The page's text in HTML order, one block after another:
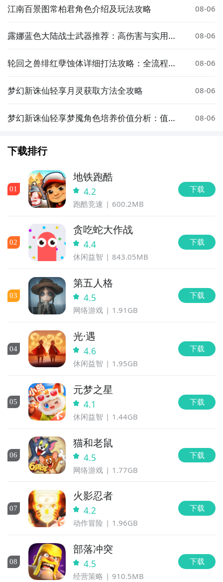
江南百景图常柏君角色介绍及玩法攻略 08-06
露娜蓝色大陆战士武器推荐：高伤害与实用性
08-06
轮回之兽绯红孽蚀体详细打法攻略：全流程通
08-06
梦幻新诛仙轻享月灵获取方法全攻略 08-06
梦幻新诛仙轻享梦魇角色培养价值分析：值得
08-06
下载排行
01
地铁跑酷
4.2
跑酷竞速 600.2MB
下载
02
贪吃蛇大作战
4.4
休闲益智 843.05MB
下载
03
第五人格
4.5
网络游戏 1.91GB
下载
04
光·遇
4.6
休闲益智 1.95GB
下载
05
元梦之星
4.1
休闲益智 1.44GB
下载
06
猫和老鼠
4.5
网络游戏 1.77GB
下载
07
火影忍者
4.2
动作冒险 1.96GB
下载
08
部落冲突
4.5
经营策略 910.5MB
下载